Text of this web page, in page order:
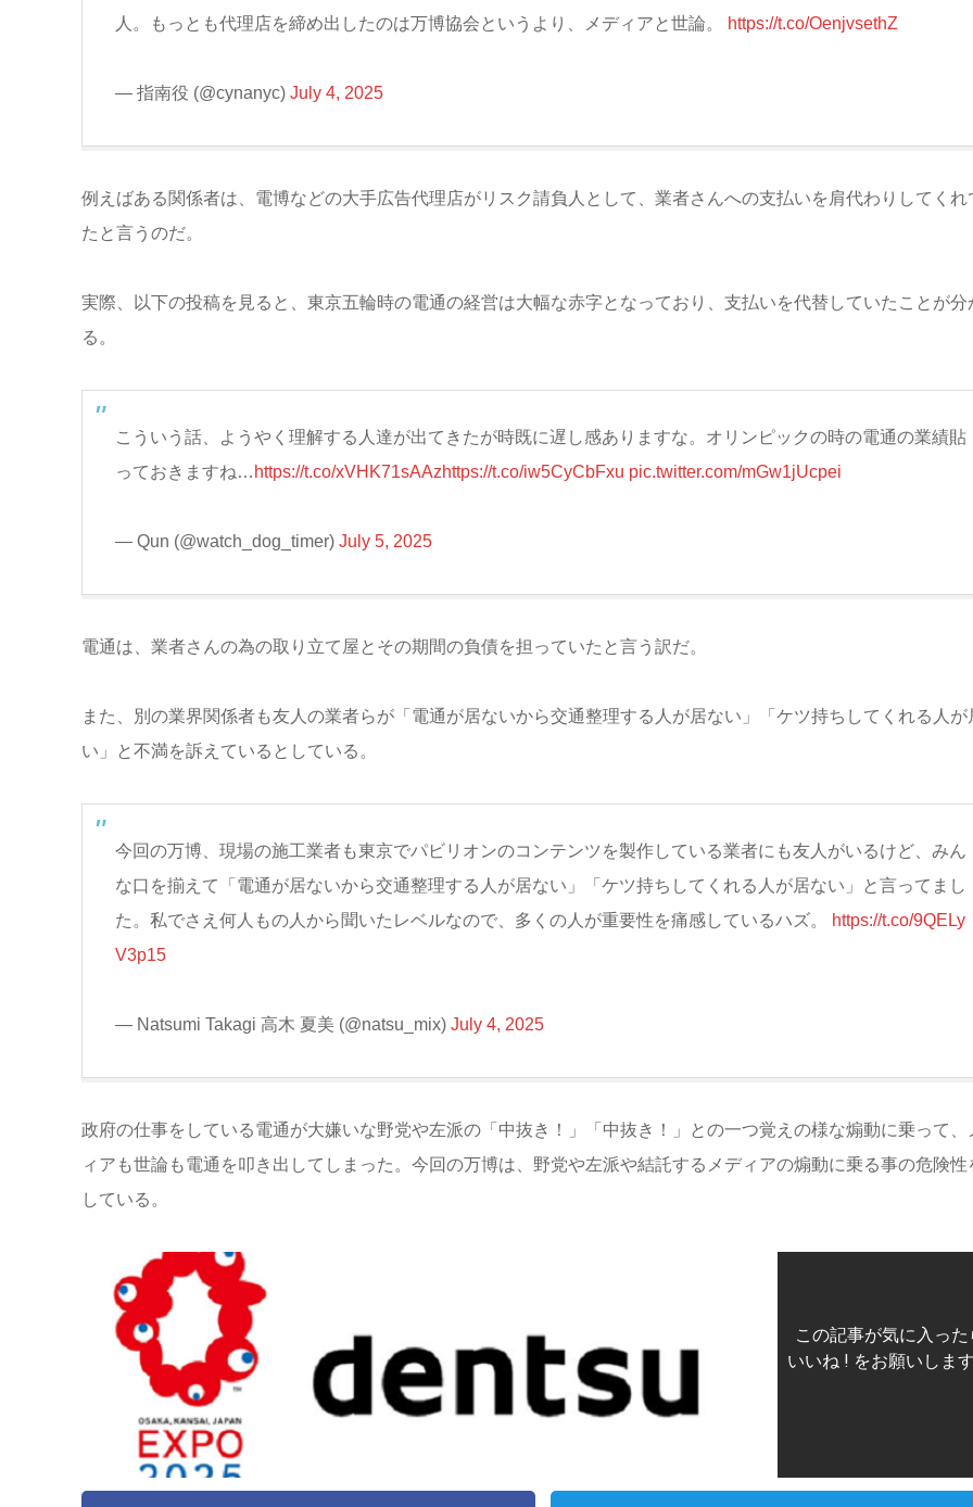
人。もっとも代理店を締め出したのは万博協会というより、メディアと世論。
https://t.co/OenjvsethZ
— 指南役 (@cynanyc) July 4, 2025
例えばある関係者は、電博などの大手広告代理店がリスク請負人として、業者さんへの支払いを肩代わりしてくれ
たと言うのだ。
実際、以下の投稿を見ると、東京五輪時の電通の経営は大幅な赤字となっており、支払いを代替していたことが分
る。
こういう話、ようやく理解する人達が出てきたが時既に遅し感ありますな。オリンピックの時の電通の業績貼
っておきますね… https://t.co/xVHK71sAAzhttps://t.co/iw5CyCbFxu pic.twitter.com/mGw1jUcpei
— Qun (@watch_dog_timer) July 5, 2025
電通は、業者さんの為の取り立て屋とその期間の負債を担っていたと言う訳だ。
また、別の業界関係者も友人の業者らが「電通が居ないから交通整理する人が居ない」「ケツ持ちしてくれる人が
い」と不満を訴えているとしている。
今回の万博、現場の施工業者も東京でパビリオンのコンテンツを製作している業者にも友人がいるけど、みん
な口を揃えて「電通が居ないから交通整理する人が居ない」「ケツ持ちしてくれる人が居ない」と言ってまし
た。私でさえ何人もの人から聞いたレベルなので、多くの人が重要性を痛感しているハズ。
https://t.co/9QELy
V3p15
— Natsumi Takagi 高木 夏美 (@natsu_mix) July 4, 2025
政府の仕事をしている電通が大嫌いな野党や左派の「中抜き！」「中抜き！」との一つ覚えの様な煽動に乗って、
ィアも世論も電通を叩き出してしまった。今回の万博は、野党や左派や結託するメディアの煽動に乗る事の危険性
している。
この記事が気に入った
いいね ! をお願いしま